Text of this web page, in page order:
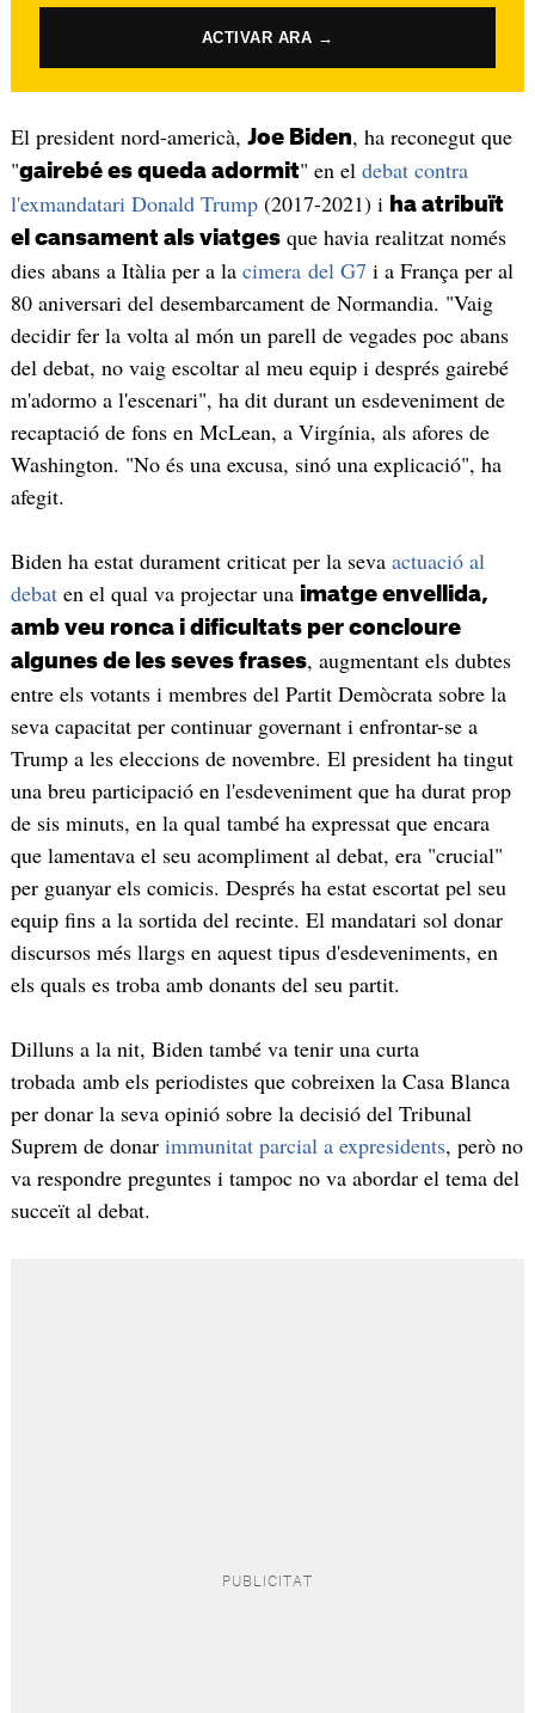
ACTIVAR ARA →
El president nord-americà, Joe Biden, ha reconegut que
"gairebé es queda adormit" en el debat contra
l'exmandatari Donald Trump(2017-2021) i ha atribuït
el cansament als viatgesque havia realitzat només
dies abans a Itàlia per a la cimera del G7 i a França per al
80 aniversari del desembarcament de Normandia. "Vaig
decidir fer la volta al món un parell de vegades poc abans
del debat, no vaig escoltar al meu equip i després gairebé
m'adormo a l'escenari", ha dit durant un esdeveniment de
recaptació de fons en McLean, a Virgínia, als afores de
Washington. "No és una excusa, sinó una explicació", ha
afegit.
Biden ha estat durament criticat per la seva actuació al
debaten el qual va projectar una imatge envellida,
amb veu ronca i dificultats per concloure
algunes de les seves frases, augmentant els dubtes
entre els votants i membres del Partit Demòcrata sobre la
seva capacitat per continuar governant i enfrontar-se a
Trump a les eleccions de novembre. El president ha tingut
una breu participació en l'esdeveniment que ha durat prop
de sis minuts, en la qual també ha expressat que encara
que lamentava el seu acompliment al debat, era "crucial"
per guanyar els comicis. Després ha estat escortat pel seu
equip fins a la sortida del recinte. El mandatari sol donar
discursos més llargs en aquest tipus d'esdeveniments, en
els quals es troba amb donants del seu partit.
Dilluns a la nit, Biden també va tenir una curta
trobada amb els periodistes que cobreixen la Casa Blanca
per donar la seva opinió sobre la decisió del Tribunal
Suprem de donar immunitat parcial a expresidents, però no
va respondre preguntes i tampoc no va abordar el tema del
succeït al debat.